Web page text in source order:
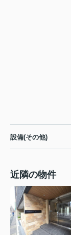
設備(その他)
近隣の物件